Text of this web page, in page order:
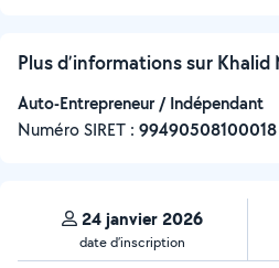
Plus d’informations sur
Auto-Entrepreneur / Indépendant
Numéro SIRET : ‍99490508100018
24 janvier 2026
date d’inscription